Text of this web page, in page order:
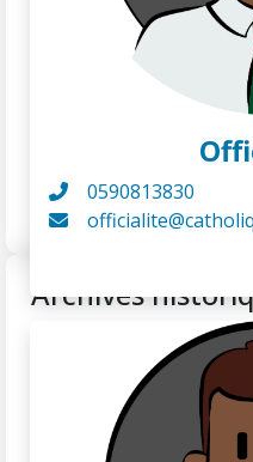
0590813830
Archives